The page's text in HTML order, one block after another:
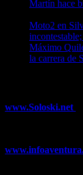
Martín hace
Moto2 en
Máximo
la carrera de
www.Soloski.net